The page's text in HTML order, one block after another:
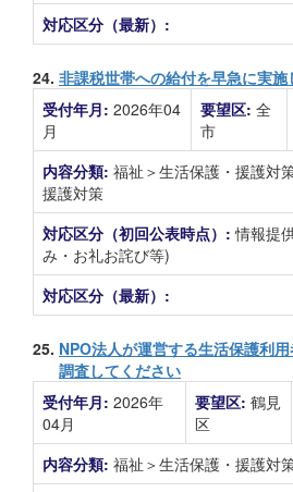
対応区分（最新）:
24. 非課税世帯への給付を早急に実
受付年月: 2026年04
月
要望区: 全
市
内容分類: 福祉＞生活保護・援護対
援護対策
対応区分（初回公表時点）:情報提
み・お礼お詫び等)
対応区分（最新）:
25. NPO法人が運営する生活保護利
調査してください
受付年月: 2026年
04月
要望区: 鶴見
区
内容分類: 福祉＞生活保護・援護対